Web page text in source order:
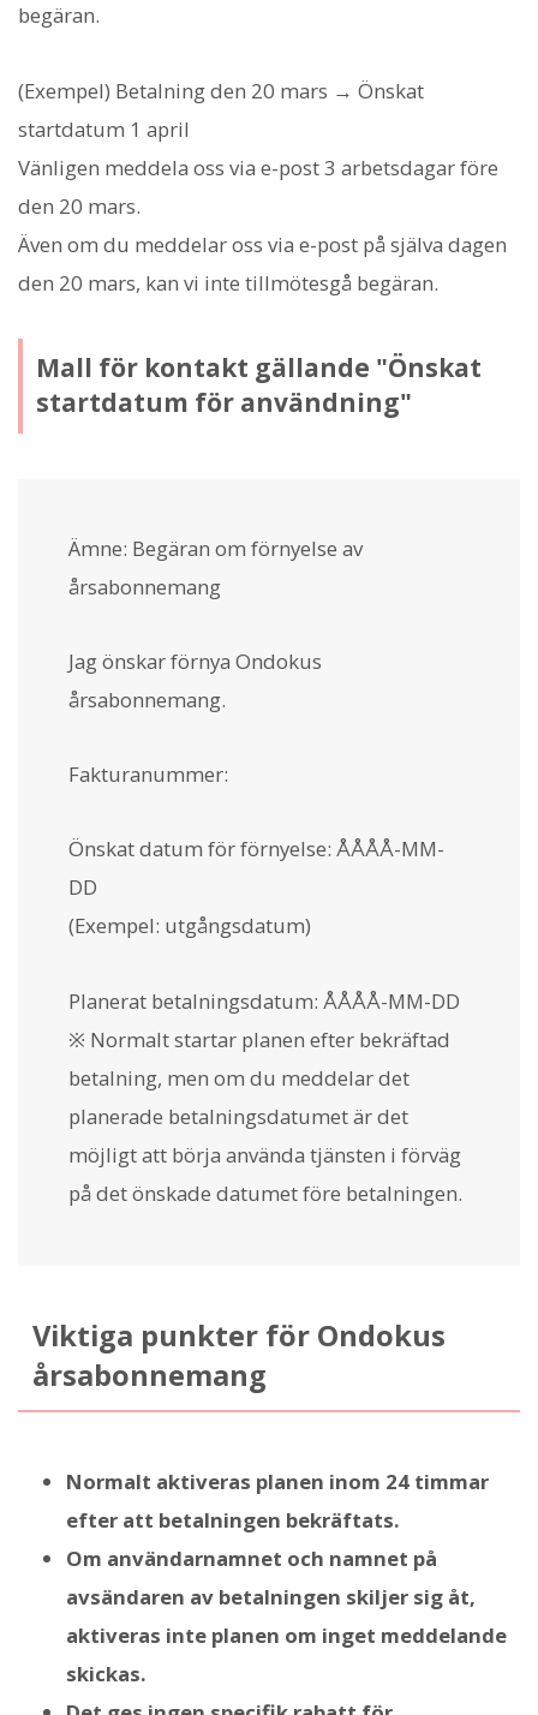
begäran.
(Exempel) Betalning den 20 mars → Önskat
startdatum 1 april
Vänligen meddela oss via e-post 3 arbetsdagar före
den 20 mars.
Även om du meddelar oss via e-post på själva dagen
den 20 mars, kan vi inte tillmötesgå begäran.
Mall för kontakt gällande "Önskat
startdatum för användning"
Ämne: Begäran om förnyelse av
årsabonnemang
Jag önskar förnya Ondokus
årsabonnemang.
Fakturanummer:
Önskat datum för förnyelse: ÅÅÅÅ-MM-
DD
(Exempel: utgångsdatum)
Planerat betalningsdatum: ÅÅÅÅ-MM-DD
※ Normalt startar planen efter bekräftad
betalning, men om du meddelar det
planerade betalningsdatumet är det
möjligt att börja använda tjänsten i förväg
på det önskade datumet före betalningen.
Viktiga punkter för Ondokus
årsabonnemang
Normalt aktiveras planen inom 24 timmar
efter att betalningen bekräftats.
Om användarnamnet och namnet på
avsändaren av betalningen skiljer sig åt,
aktiveras inte planen om inget meddelande
skickas.